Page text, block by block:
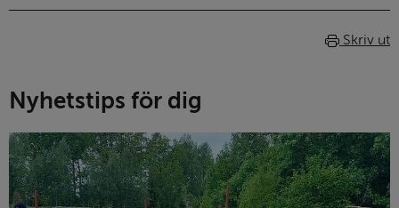
Skriv ut
Nyhetstips för dig